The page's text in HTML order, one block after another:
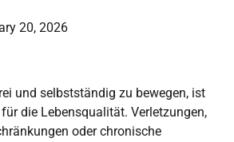
20, 2026
und selbstständig zu bewegen, ist
die Lebensqualität. Verletzungen,
oder chronische